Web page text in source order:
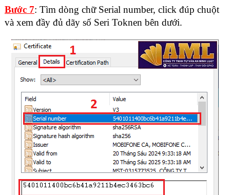
Bước 7: Tìm dòng chữ Serial number, click đúp chuột
và xem đầy đủ dãy số Seri Toknen bên dưới.